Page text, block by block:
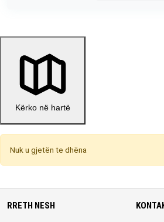
Kërko në hartë
Nuk u gjetën te dhëna
RRETH NESH